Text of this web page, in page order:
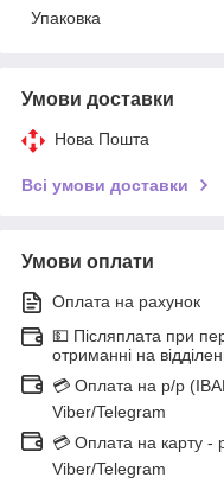
Упаковка
Умови доставки
Нова Пошта
Всі умови доставки
Умови оплати
Оплата на рахунок
💵 Післяплата при
отриманні на
💳 Оплата на р/р
Viber/Telegram
💳 Оплата на карту -
Viber/Telegram